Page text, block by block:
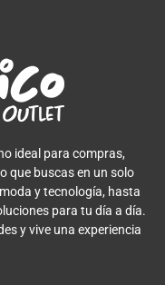
ideal para compras,
que buscas en un solo
y tecnología, hasta
para tu día a día.
y vive una experiencia